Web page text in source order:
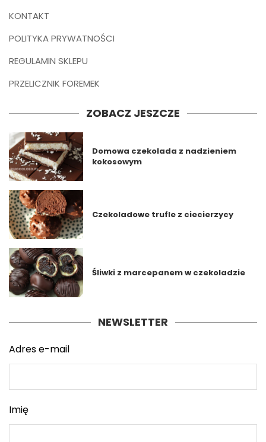
KONTAKT
POLITYKA PRYWATNOŚCI
REGULAMIN SKLEPU
PRZELICZNIK FOREMEK
ZOBACZ JESZCZE
Domowa czekolada z nadzieniem
kokosowym
Czekoladowe trufle z ciecierzycy
Śliwki z marcepanem w czekoladzie
NEWSLETTER
Adres e-mail
Imię